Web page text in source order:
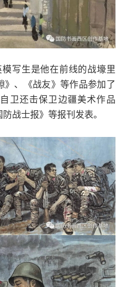
写生是他在前线的战壕里
》、《战友》等作品参加了
卫还击保卫边疆美术作品
战士报》等报刊发表。